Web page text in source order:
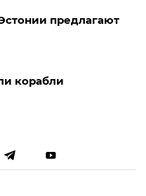
предлагают
корабли